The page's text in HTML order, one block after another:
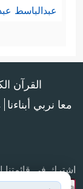
عبدالباسط
القرآن
معا نربي أبناءنا
اشترك في قائمتنا